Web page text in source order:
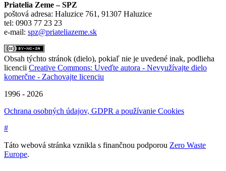
Priatelia Zeme – SPZ
poštová adresa: Haluzice 761, 91307 Haluzice
tel: 0903 77 23 23
e-mail: spz@priateliazeme.sk
Obsah týchto stránok (dielo), pokiaľ nie je uvedené inak, podlieha
licencii Creative Commons: Uveďte autora - Nevyužívajte dielo
komerčne - Zachovajte licenciu
1996 - 2026
Ochrana osobných údajov, GDPR a používanie Cookies
#
Táto webová stránka vznikla s finančnou podporou Zero Waste
Europe.